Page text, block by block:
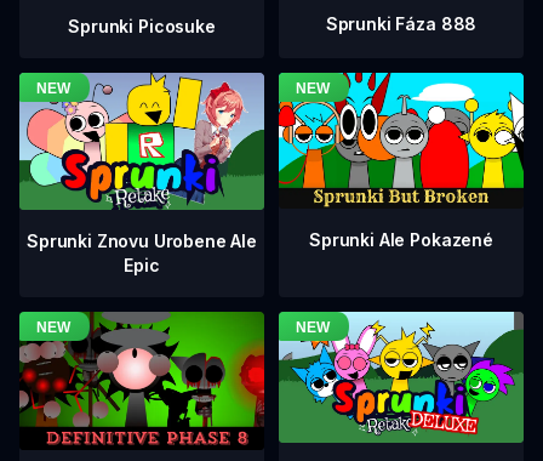
Sprunki Picosuke Sprunki Fáza 888
Sprunki Znovu Urobene Ale
Epic
Sprunki Ale Pokazené